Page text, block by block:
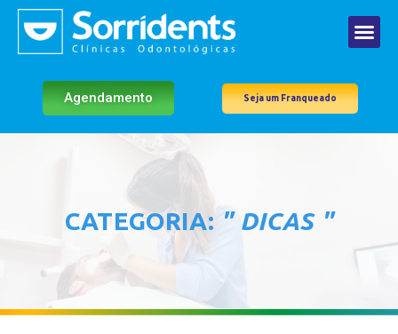
Agendamento Seja um Franqueado
CATEGORIA: " DICAS "